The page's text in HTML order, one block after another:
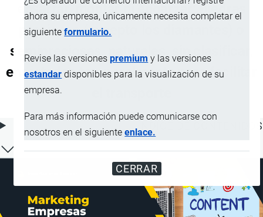
ahora su empresa, únicamente necesita completar el
siguienteformulario.
Revise las versionespremium y las versiones
estandar disponibles para la visualización de su
empresa.
Para más información puede comunicarse con
nosotros en el siguienteenlace.
CERRAR
ensartar, montar ni engarzar; piedras
preciosas (excepto los diamantes) o
semipreciosas, naturales, sin clasificar,
ensartadas temporalmente para facilitar
ÍNDICE DE CONTENIDOS